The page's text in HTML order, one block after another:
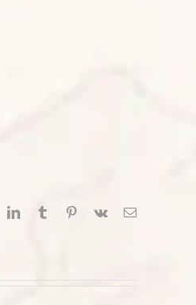
LinkedInTumblr Pinterest
Vk
Correo